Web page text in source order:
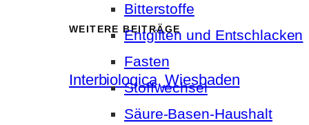
Bitterstoffe
Entgiften und Entschlacken
Fasten
Stoffwechsel
Säure-Basen-Haushalt
WEITERE BEITRÄGE
Interbiologica, Wiesbaden